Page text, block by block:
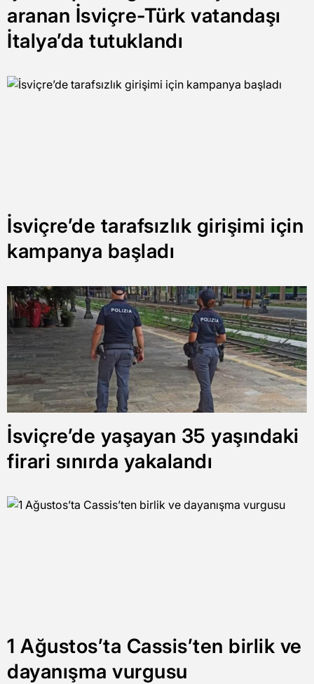
aranan İsviçre-Türk vatandaşı
İtalya’da tutuklandı
İsviçre’de tarafsızlık girişimi için
kampanya başladı
İsviçre’de yaşayan 35 yaşındaki
firari sınırda yakalandı
1 Ağustos’ta Cassis’ten birlik ve
dayanışma vurgusu